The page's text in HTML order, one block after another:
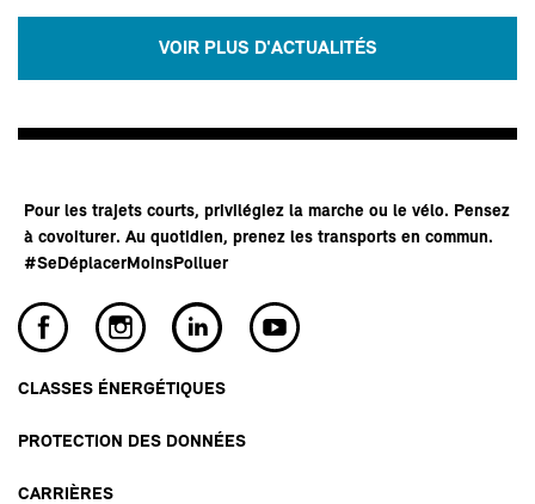
VOIR PLUS D'ACTUALITÉS
Pour les trajets courts, privilégiez la marche ou le vélo. Pensez
à covoiturer. Au quotidien, prenez les transports en commun.
#SeDéplacerMoinsPolluer
CLASSES ÉNERGÉTIQUES
PROTECTION DES DONNÉES
CARRIÈRES